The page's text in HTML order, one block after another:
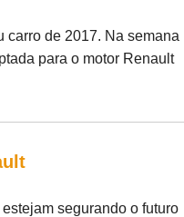
carro de 2017. Na semana
para o motor Renault
segurando o futuro